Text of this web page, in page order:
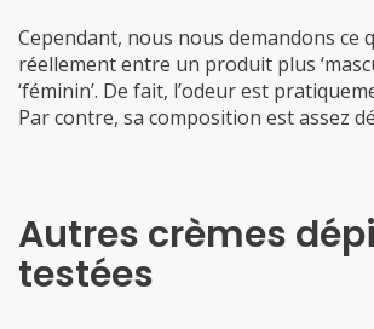
Cependant, nous nous demandons ce
réellement entre un produit plus
‘féminin’. De fait, l’odeur est
Par contre, sa composition est assez
Autres crèmes
testées